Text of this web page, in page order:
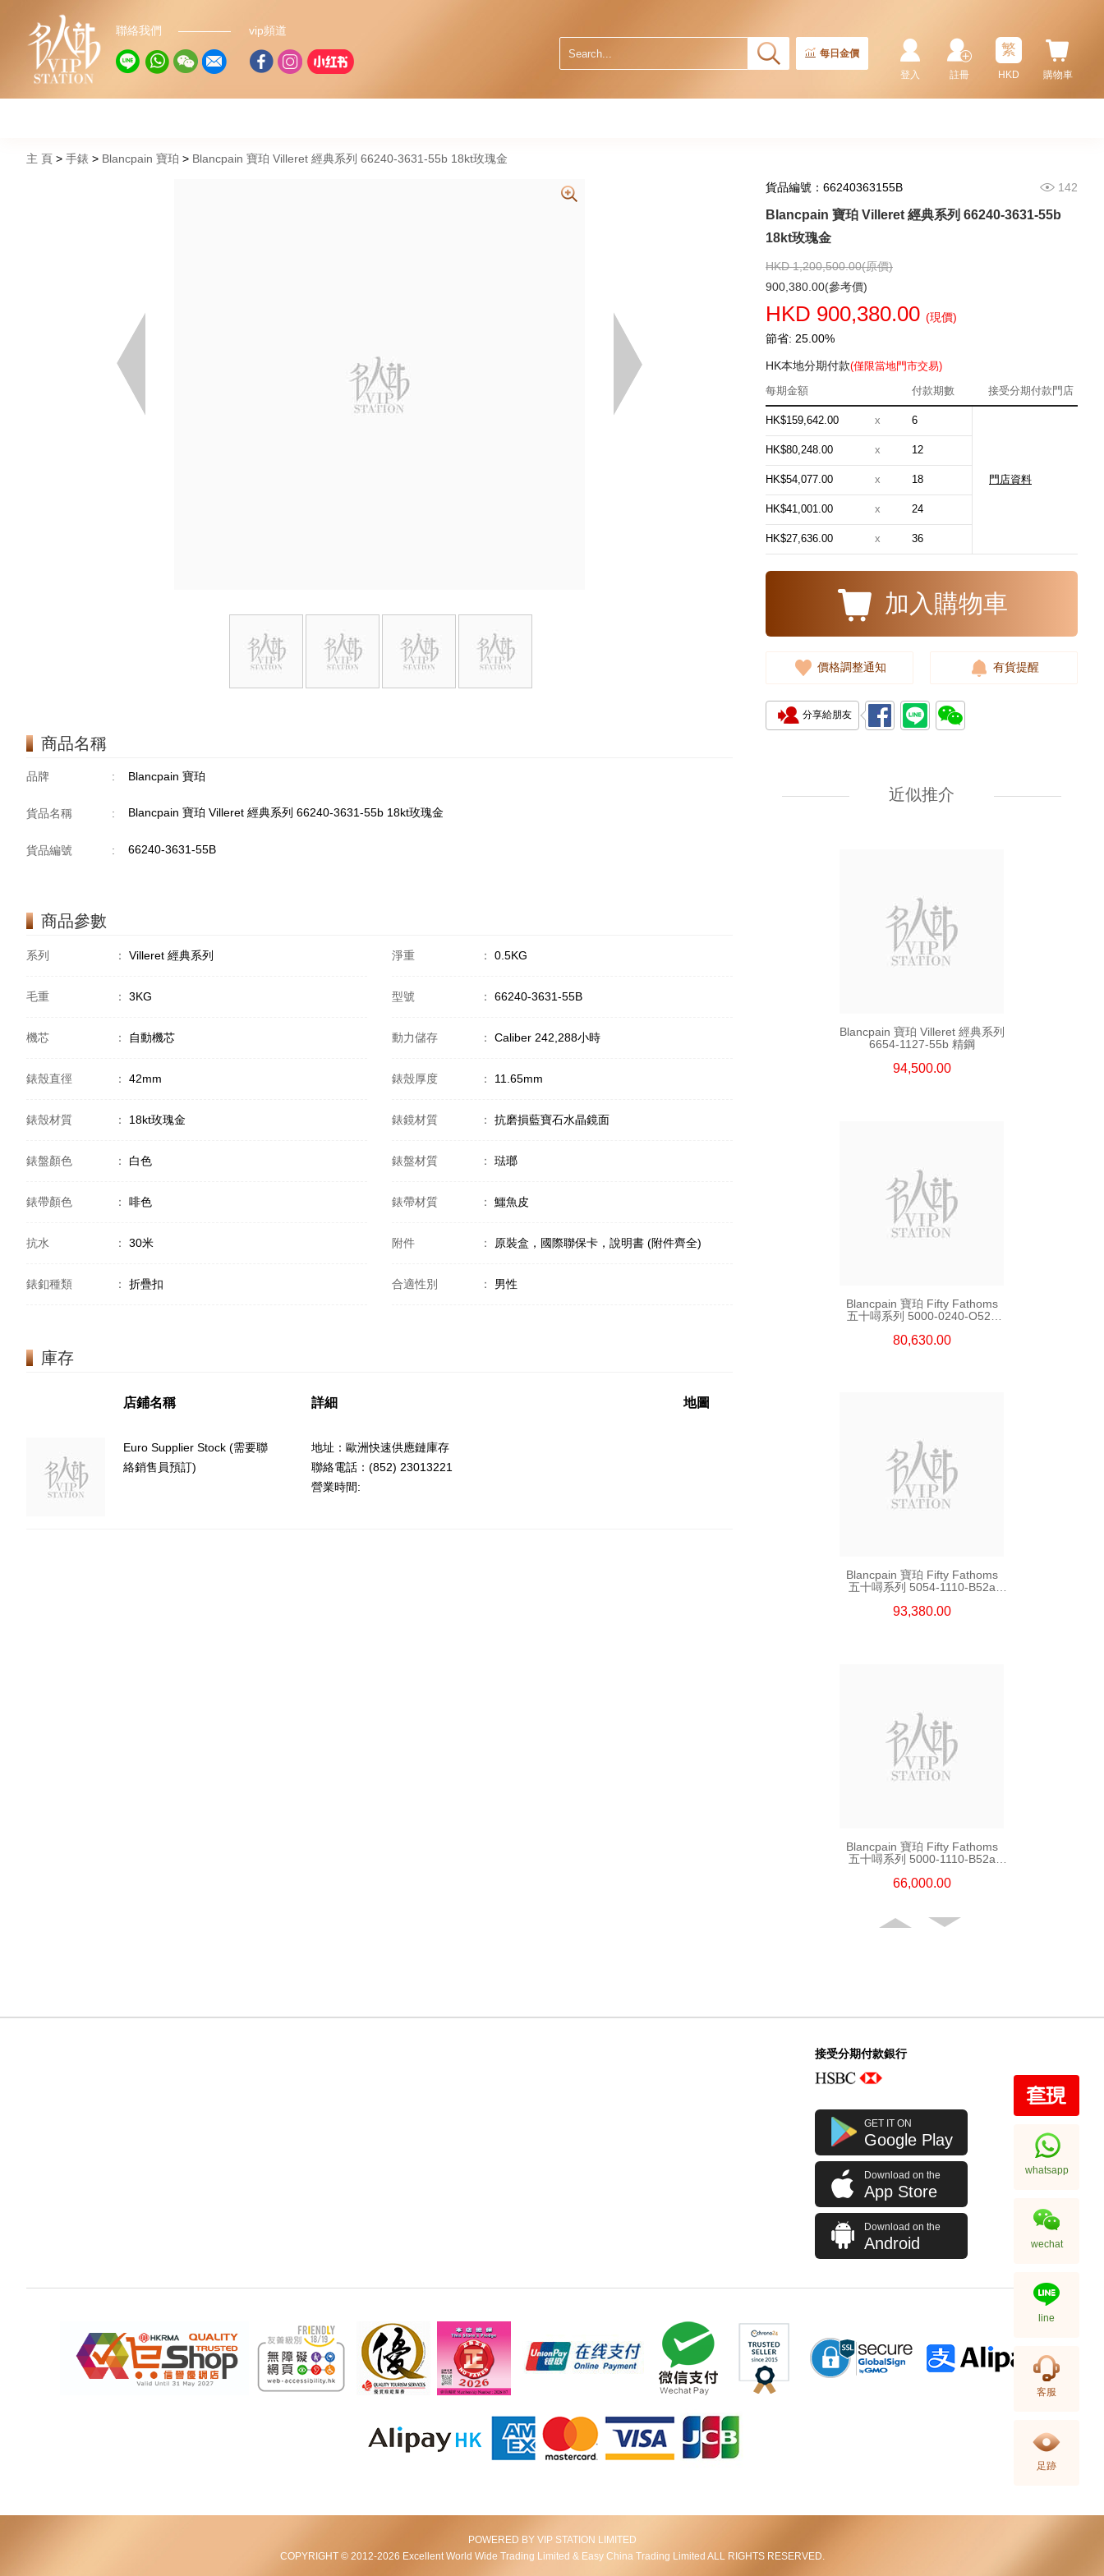
聯絡我們 vip頻道
每日金價
購物車
繁
HKD
註冊
登入
主 頁 手錶 Blancpain 寶珀 Blancpain 寶珀 Villeret 經典系列 66240-3631-55b 18kt玫瑰金
商品名稱
品牌 : Blancpain 寶珀
貨品名稱 : Blancpain 寶珀 Villeret 經典系列 66240-3631-55b 18kt玫瑰金
貨品編號 : 66240-3631-55B
商品參數
系列 ： Villeret 經典系列 淨重 ： 0.5KG
毛重 ： 3KG 型號 ： 66240-3631-55B
機芯 ： 自動機芯 動力儲存 ： Caliber 242,288小時
錶殼直徑 ： 42mm 錶殼厚度 ： 11.65mm
錶殼材質 ： 18kt玫瑰金 錶鏡材質 ： 抗磨損藍寶石水晶鏡面
錶盤顏色 ： 白色 錶盤材質 ： 琺瑯
錶帶顏色 ： 啡色 錶帶材質 ： 鱷魚皮
抗水 ： 30米 附件 ： 原裝盒，國際聯保卡，說明書 (附件齊全)
錶釦種類 ： 折疊扣 合適性別 ： 男性
庫存
店鋪名稱 詳細 地圖
Euro Supplier Stock (需要聯
絡銷售員預訂)
地址：歐洲快速供應鏈庫存
聯絡電話：(852) 23013221
營業時間:
貨品編號：66240363155B 142
Blancpain 寶珀 Villeret 經典系列 66240-3631-55b
18kt玫瑰金
HKD 1,200,500.00(原價)
900,380.00(參考價)
HKD 900,380.00 (現價)
節省: 25.00%
HK本地分期付款(僅限當地門市交易)
每期金額
付款期數 接受分期付款門店
HK$159,642.00 x 6
門店資料
HK$80,248.00 x 12
HK$54,077.00 x 18
HK$41,001.00 x 24
HK$27,636.00 x 36
加入購物車
價格調整通知 有貨提醒
分享給朋友
近似推介
Blancpain 寶珀 Fifty Fathoms
Blancpain 寶珀 Villeret 經典系列
181,880.00
94,500.00
Blancpain 寶珀 Villeret 經典系列
6654-1127-55b 精鋼
94,500.00
Blancpain 寶珀 Fifty Fathoms
五十噚系列 5000-0240-O52a
80,630.00
Blancpain 寶珀 Fifty Fathoms
五十噚系列 5054-1110-B52a
93,380.00
Blancpain 寶珀 Fifty Fathoms
五十噚系列 5000-1110-B52a
66,000.00
Blancpain 寶珀 Fifty Fathoms
五十噚系列 5200-0153-B52a
陶瓷
108,000.00
接受分期付款銀行
GET IT ON
Google Play
Download on the
App Store
Download on the
Android
POWERED BY VIP STATION LIMITED
COPYRIGHT © 2012-2026 Excellent World Wide Trading Limited & Easy China Trading Limited ALL RIGHTS RESERVED.
whatsapp
wechat
line
客服
足跡